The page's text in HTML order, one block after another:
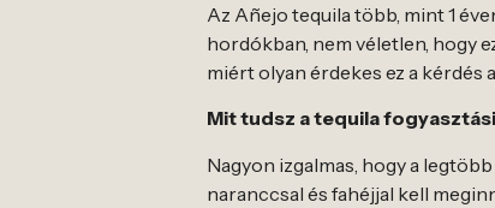
Az Añejo tequila több, mint 1
hordókban, nem véletlen, hogy
miért olyan érdekes ez a kérdés
Mit tudsz a tequila
Nagyon izgalmas, hogy a
naranccsal és fahéjjal kell